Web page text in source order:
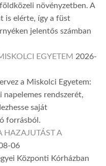
növényzetben. A
is elérte, így a füst
jelentős számban
EGYETEM 2026-
a Miskolci Egyetem:
napelemes rendszerét,
saját
forrásból.
HAZAJUTÁST A
06
Központi Kórházban